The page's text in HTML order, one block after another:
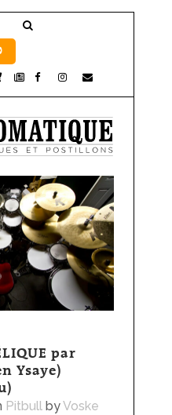
par
Ysaye)
Pitbull byVoske